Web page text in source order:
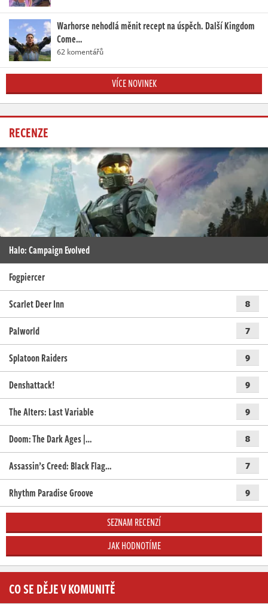
Warhorse nehodlá měnit recept na úspěch. Další Kingdom
Come…
62 komentářů
VÍCE NOVINEK
RECENZE
Halo: Campaign Evolved
Fogpiercer
Scarlet Deer Inn
8
Palworld 7
Splatoon Raiders 9
Denshattack! 9
The Alters: Last Variable 9
Doom: The Dark Ages |… 8
Assassin’s Creed: Black Flag… 7
Rhythm Paradise Groove 9
SEZNAM RECENZÍ
JAK HODNOTÍME
CO SE DĚJE V KOMUNITĚ